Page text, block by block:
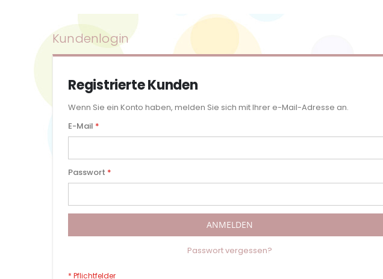
Kundenlogin
Registrierte Kunden
Wenn Sie ein Konto haben, melden Sie sich mit Ihrer e-Mail-Adresse an.
E-Mail
Passwort
ANMELDEN
Passwort vergessen?